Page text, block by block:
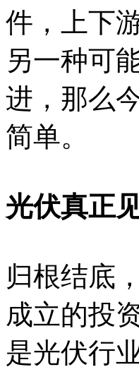
件，上下
另一种可
进，那么
简单。
光伏真正
归根结底
成立的投
是光伏行业